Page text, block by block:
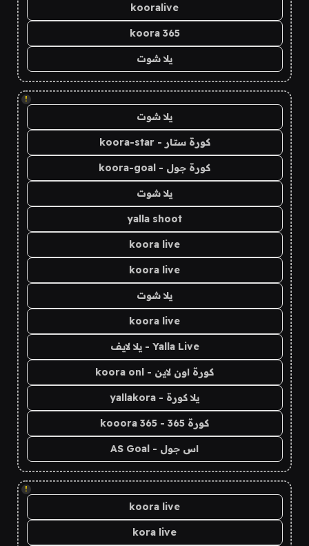
kooralive
koora 365
يلا شوت
!
يلا شوت
كورة ستار - koora-star
كورة جول - koora-goal
يلا شوت
yalla shoot
koora live
koora live
يلا شوت
koora live
Yalla Live - يلا لايف
كورة اون لاين - koora onl
يلا كورة - yallakora
كورة 365 - kooora 365
اس جول - AS Goal
!
koora live
kora live